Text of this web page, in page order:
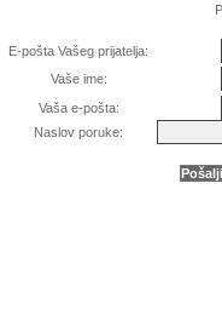
E-pošta Vašeg prijatelja:
Vaše ime:
Vaša e-pošta:
Naslov poruke: